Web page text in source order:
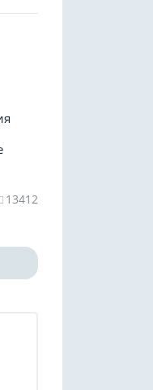
13412